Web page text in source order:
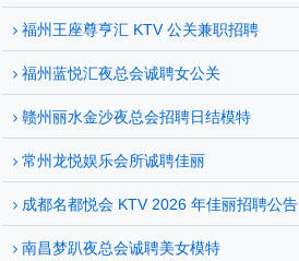
福州王座尊亨汇 KTV 公关兼职招聘
福州蓝悦汇夜总会诚聘女公关
赣州丽水金沙夜总会招聘日结模特
常州龙悦娱乐会所诚聘佳丽
成都名都悦会 KTV 2026 年佳丽招聘公告
南昌梦趴夜总会诚聘美女模特